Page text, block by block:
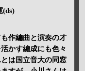
(ds)
作編曲と演奏の才
かす編成にも色々
は国立音大の同窓